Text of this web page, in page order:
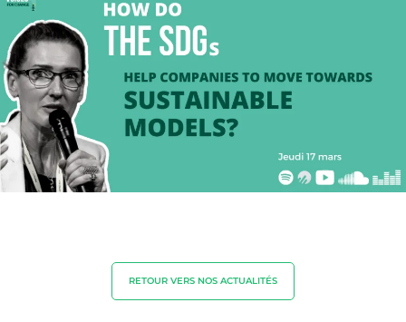
NOS SECTEURS D'ACTIVITÉ
Agroalimentaire
Cosmétique
Textile
Matériaux durablesRETOUR VERS NOS ACTUALITÉS